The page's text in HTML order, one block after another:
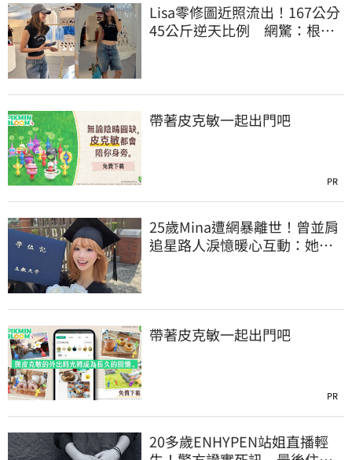
Lisa零修圖近照流出！167公分
45公斤逆天比例 網驚：根本
帶著皮克敏一起出門吧
PR
25歲Mina遭網暴離世！曾並肩
追星路人淚憶暖心互動：她真
帶著皮克敏一起出門吧
PR
20多歲ENHYPEN站姐直播輕